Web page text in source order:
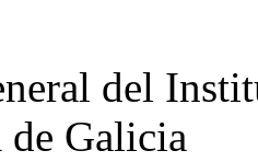
del
de Galicia